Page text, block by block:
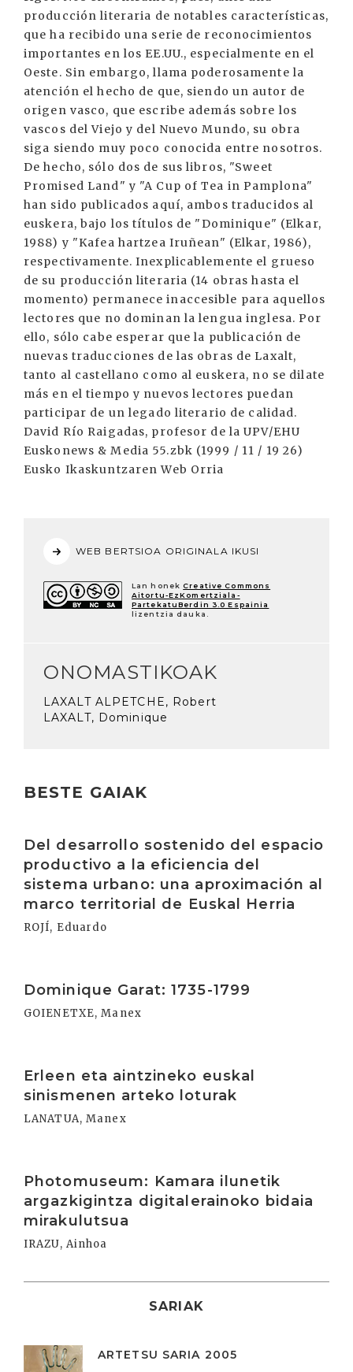
producción literaria de notables características,
que ha recibido una serie de reconocimientos
importantes en los EE.UU., especialmente en el
Oeste. Sin embargo, llama poderosamente la
atención el hecho de que, siendo un autor de
origen vasco, que escribe además sobre los
vascos del Viejo y del Nuevo Mundo, su obra
siga siendo muy poco conocida entre nosotros.
De hecho, sólo dos de sus libros, "Sweet
Promised Land" y "A Cup of Tea in Pamplona"
han sido publicados aquí, ambos traducidos al
euskera, bajo los títulos de "Dominique" (Elkar,
1988) y "Kafea hartzea Iruñean" (Elkar, 1986),
respectivamente. Inexplicablemente el grueso
de su producción literaria (14 obras hasta el
momento) permanece inaccesible para aquellos
lectores que no dominan la lengua inglesa. Por
ello, sólo cabe esperar que la publicación de
nuevas traducciones de las obras de Laxalt,
tanto al castellano como al euskera, no se dilate
más en el tiempo y nuevos lectores puedan
participar de un legado literario de calidad.
David Río Raigadas, profesor de la UPV/EHU
Euskonews & Media 55.zbk (1999 / 11 / 19 26)
Eusko Ikaskuntzaren Web Orria
WEB BERTSIOA ORIGINALA IKUSI
Lan honek Creative Commons
Aitortu-EzKomertziala-
PartekatuBerdin 3.0 Espainia
lizentzia dauka.
ONOMASTIKOAK
LAXALT ALPETCHE, Robert
LAXALT, Dominique
BESTE GAIAK
Del desarrollo sostenido del espacio
productivo a la eficiencia del
sistema urbano: una aproximación al
marco territorial de Euskal Herria
ROJÍ, Eduardo
Dominique Garat: 1735-1799
GOIENETXE, Manex
Erleen eta aintzineko euskal
sinismenen arteko loturak
LANATUA, Manex
Photomuseum: Kamara ilunetik
argazkigintza digitalerainoko bidaia
mirakulutsua
IRAZU, Ainhoa
SARIAK
ARTETSU SARIA 2005